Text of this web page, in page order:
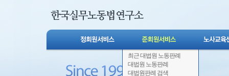
최근 대법원 노동판례
대법원 노동판례
대법원판례 검색